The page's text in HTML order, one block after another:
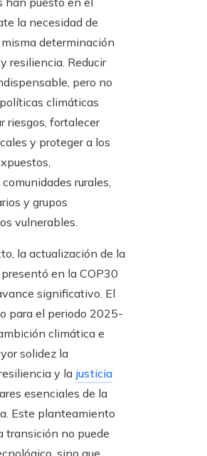
la necesidad de
determinación
resiliencia. Reducir
pero no
climáticas
riesgos, fortalecer
y proteger a los
rurales,
y grupos
vulnerables.
la actualización de la
en la COP30
significativo. El
para el periodo 2025-
climática e
solidez la
y la justicia
esenciales de la
Este planteamiento
transición no puede
sino que